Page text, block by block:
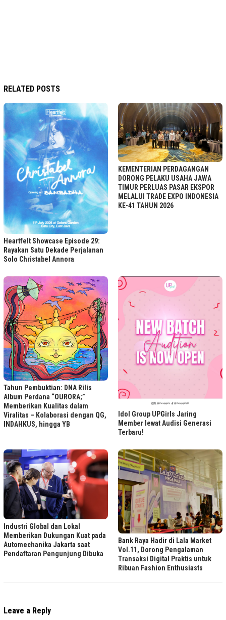
RELATED POSTS
Heartfelt Showcase Episode 29:
Rayakan Satu Dekade Perjalanan
Solo Christabel Annora
KEMENTERIAN PERDAGANGAN
DORONG PELAKU USAHA JAWA
TIMUR PERLUAS PASAR EKSPOR
MELALUI TRADE EXPO INDONESIA
KE-41 TAHUN 2026
Tahun Pembuktian: DNA Rilis
Album Perdana “OURORA;”
Memberikan Kualitas dalam
Viralitas – Kolaborasi dengan QG,
INDAHKUS, hingga YB
Idol Group UPGirls Jaring
Member lewat Audisi Generasi
Terbaru!
Industri Global dan Lokal
Memberikan Dukungan Kuat pada
Automechanika Jakarta saat
Pendaftaran Pengunjung Dibuka
Bank Raya Hadir di Lala Market
Vol.11, Dorong Pengalaman
Transaksi Digital Praktis untuk
Ribuan Fashion Enthusiasts
Leave a Reply